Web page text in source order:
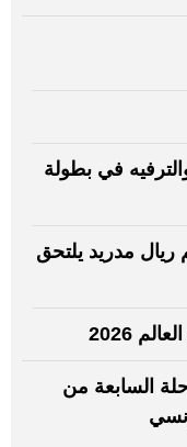
في بطولة
ريال مدريد يلتحق
2026
السابعة من